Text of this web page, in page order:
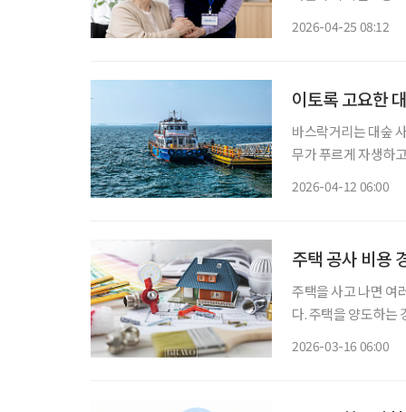
2026-04-25 08:12
이토록 고요한
바스락거리는 대숲
무가 푸르게 자생하
2026-04-12 06:00
주택 공사 비용
주택을 사고 나면 여
다. 주택을 양도하는
2026-03-16 06:00